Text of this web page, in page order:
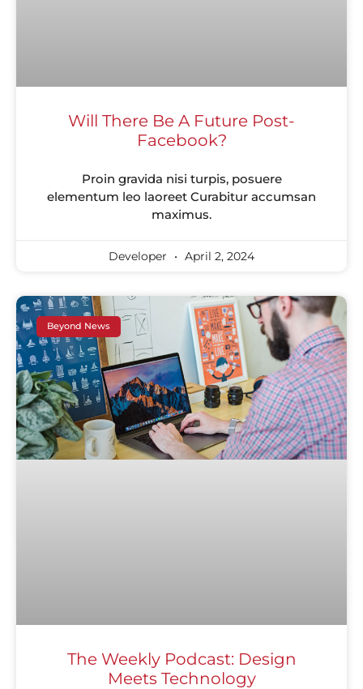
Will There Be A Future Post-
Facebook?
Proin gravida nisi turpis, posuere
elementum leo laoreet Curabitur accumsan
maximus.
Developer April 2, 2024
Beyond News
The Weekly Podcast: Design
Meets Technology